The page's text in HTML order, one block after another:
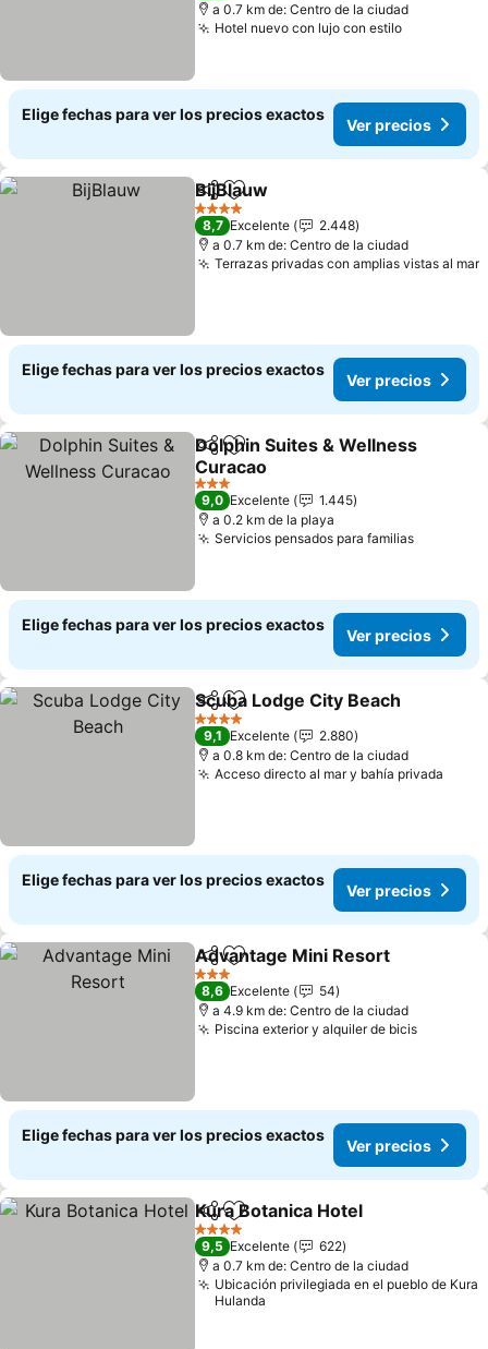
a 0.7 km de: Centro de la ciudad
Hotel nuevo con lujo con estiloVer
Elige fechas para ver los precios exactos
Ver precios
CompartirAgregar a favoritos
BijBlauw
4 Estrellas
8,7 Excelente
2.448
a 0.7 km de: Centro de la ciudad
Terrazas privadas con amplias vistas al mar
Elige fechas para ver los precios exactos
Ver precios
CompartirAgregar a favoritos
Dolphin Suites & Wellness
Curacao
Ver precios
3 Estrellas
9,0 Excelente
1.445
a 0.2 km de la playa
Servicios pensados para familiasVer
Elige fechas para ver los precios exactos
Ver precios
CompartirAgregar a favoritos
Scuba Lodge City Beach
4 Estrellas
9,1 Excelente
2.880
a 0.8 km de: Centro de la ciudad
Acceso directo al mar y bahía privada
Elige fechas para ver los precios exactos
Ver precios
CompartirAgregar a favoritos
Advantage Mini Resort
3 Estrellas
8,6 Excelente
54
a 4.9 km de: Centro de la ciudad
Piscina exterior y alquiler de bicisVer
Elige fechas para ver los precios exactos
Ver precios
CompartirAgregar a favoritos
Kura Botanica Hotel
4 Estrellas
9,5 Excelente
622
a 0.7 km de: Centro de la ciudad
Ubicación privilegiada en el pueblo de Kura
Hulanda